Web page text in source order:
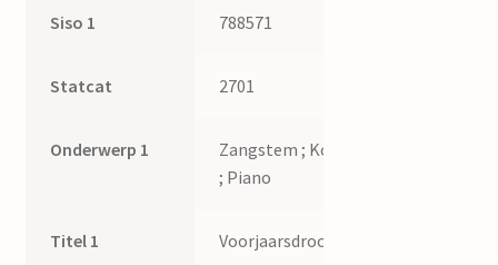
Paardekoper
Siso 1 788571
Statcat 2701
Onderwerp 1
Zangstem ; Koor
; Piano
Titel 1 Voorjaarsdroom